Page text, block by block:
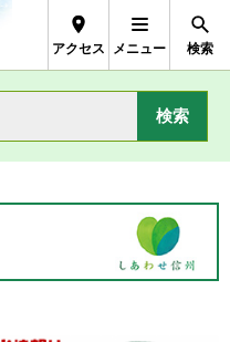
アクセス メニュー 検索